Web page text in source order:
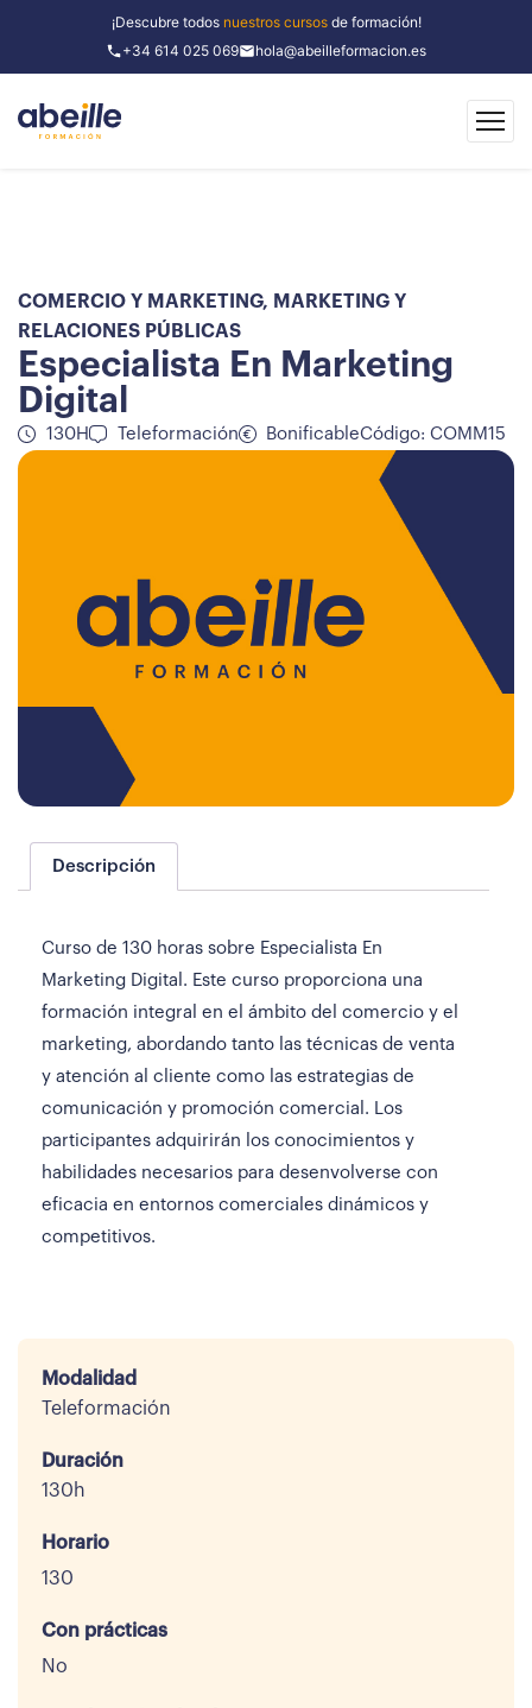
¡Descubre todos nuestros cursosde formación!
+34 614 025 069
hola@abeilleformacion.es
COMERCIO Y MARKETING, MARKETING Y
RELACIONES PÚBLICAS
Especialista En Marketing
Digital
130H Teleformación BonificableCódigo: COMM15
Descripción
Curso de 130 horas sobre Especialista En
Marketing Digital. Este curso proporciona una
formación integral en el ámbito del comercio y el
marketing, abordando tanto las técnicas de venta
y atención al cliente como las estrategias de
comunicación y promoción comercial. Los
participantes adquirirán los conocimientos y
habilidades necesarios para desenvolverse con
eficacia en entornos comerciales dinámicos y
competitivos.
Modalidad
Teleformación
Duración
130h
Horario
130
Con prácticas
No